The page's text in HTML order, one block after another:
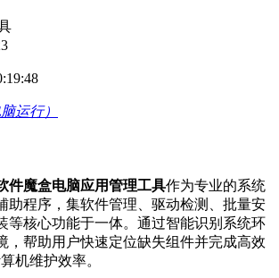
运行）
件魔盒电脑应用管理工具作为专业的系统
助程序，集软件管理、驱动检测、批量安
等核心功能于一体。通过智能识别系统环
，帮助用户快速定位缺失组件并完成高效
机维护效率。